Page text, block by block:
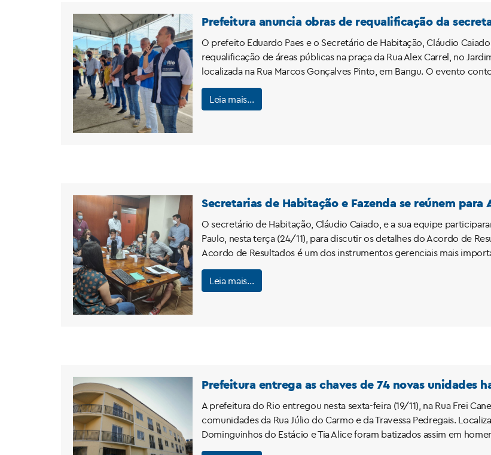
Prefeitura anuncia obras de requalificação da
O prefeito Eduardo Paes e o Secretário de Habitação, Cláudio
requalificação de áreas públicas na praça da Rua Alex Carrel, no
localizada na Rua Marcos Gonçalves Pinto, em Bangu. O evento
Leia mais…
Secretarias de Habitação e Fazenda se reúnem para
O secretário de Habitação, Cláudio Caiado, e a sua equipe
Paulo, nesta terça (24/11), para discutir os detalhes do Acordo de
Acordo de Resultados é um dos instrumentos gerenciais mais
Leia mais…
Prefeitura entrega as chaves de 74 novas unidades
A prefeitura do Rio entregou nesta sexta-feira (19/11), na Rua Frei
comunidades da Rua Júlio do Carmo e da Travessa Pedregais.
Dominguinhos do Estácio e Tia Alice foram batizados assim em